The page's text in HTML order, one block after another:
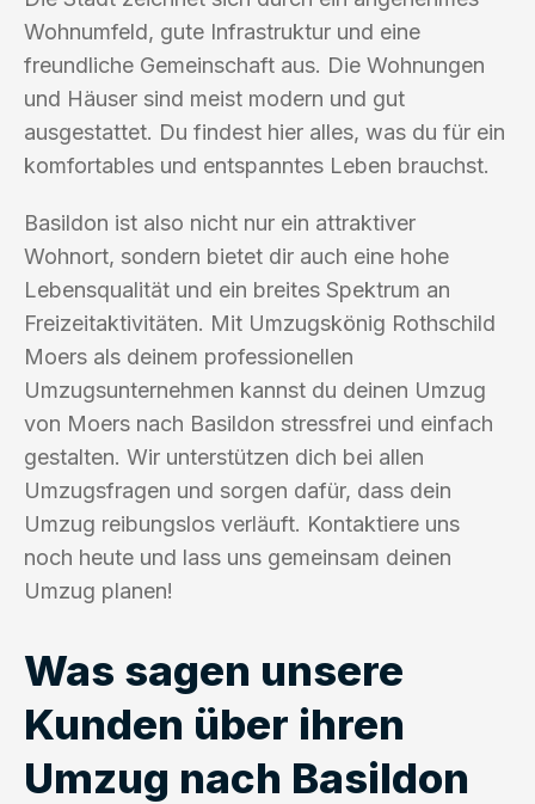
Wohnumfeld, gute Infrastruktur und eine
freundliche Gemeinschaft aus. Die Wohnungen
und Häuser sind meist modern und gut
ausgestattet. Du findest hier alles, was du für ein
komfortables und entspanntes Leben brauchst.
Basildon ist also nicht nur ein attraktiver
Wohnort, sondern bietet dir auch eine hohe
Lebensqualität und ein breites Spektrum an
Freizeitaktivitäten. Mit Umzugskönig Rothschild
Moers als deinem professionellen
Umzugsunternehmen kannst du deinen Umzug
von Moers nach Basildon stressfrei und einfach
gestalten. Wir unterstützen dich bei allen
Umzugsfragen und sorgen dafür, dass dein
Umzug reibungslos verläuft. Kontaktiere uns
noch heute und lass uns gemeinsam deinen
Umzug planen!
Was sagen unsere
Kunden über ihren
Umzug nach Basildon